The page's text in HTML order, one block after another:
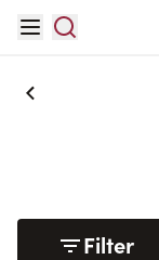
Filter